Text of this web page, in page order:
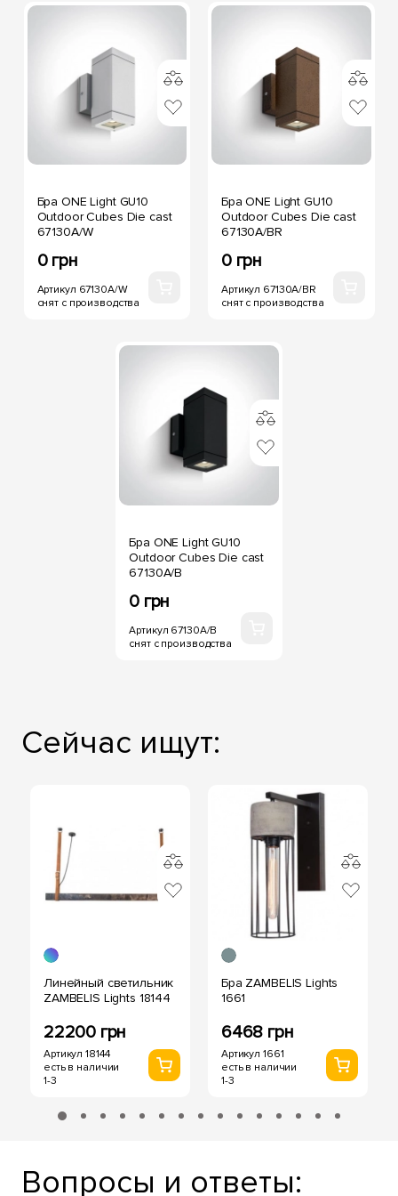
Бра ONE Light GU10
Outdoor Cubes Die cast
67130A/W
0 грн
Артикул 67130A/W
снят с производства
Бра ONE Light GU10
Outdoor Cubes Die cast
67130A/BR
0 грн
Артикул 67130A/BR
снят с производства
Бра ONE Light GU10
Outdoor Cubes Die cast
67130A/B
0 грн
Артикул 67130A/B
снят с производства
Сейчас ищут:
Линейный светильник
ZAMBELIS Lights 18144
22200 грн
Артикул 18144
есть в наличии
1-3
Бра ZAMBELIS Lights
1661
6468 грн
Артикул 1661
есть в наличии
1-3
Вопросы и ответы: